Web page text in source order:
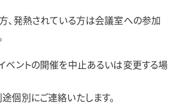
、発熱されている方は会議室への参加
ベントの開催を中止あるいは変更する場
個別にご連絡いたします。